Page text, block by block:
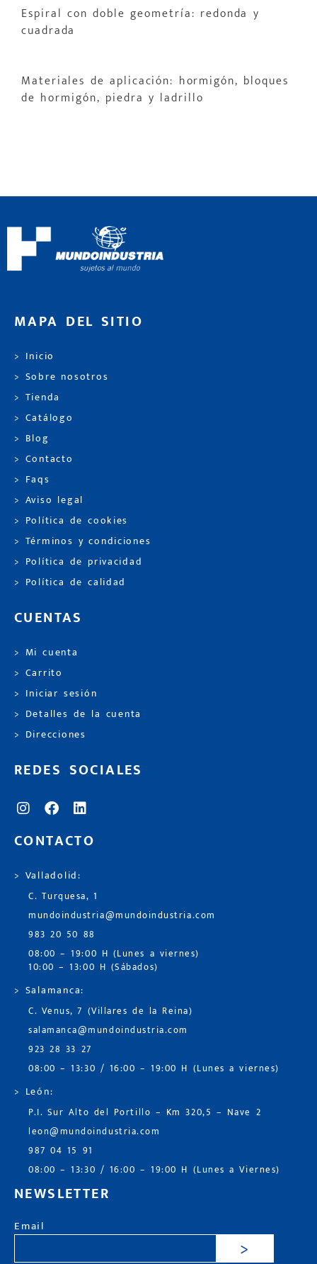
Espiral con doble geometría: redonda y
cuadrada
Materiales de aplicación: hormigón, bloques
de hormigón, piedra y ladrillo
MAPA DEL SITIO
> Inicio
> Sobre nosotros
> Tienda
> Catálogo
> Blog
> Contacto
> Faqs
> Aviso legal
> Política de cookies
> Términos y condiciones
> Política de privacidad
> Política de calidad
CUENTAS
> Mi cuenta
> Carrito
> Iniciar sesión
> Detalles de la cuenta
> Direcciones
REDES SOCIALES
CONTACTO
> Valladolid:
C. Turquesa, 1
mundoindustria@mundoindustria.com
983 20 50 88
08:00 – 19:00 H (Lunes a viernes)
10:00 – 13:00 H (Sábados)
> Salamanca:
C. Venus, 7 (Villares de la Reina)
salamanca@mundoindustria.com
923 28 33 27
08:00 – 13:30 / 16:00 – 19:00 H (Lunes a viernes)
> León:
P.I. Sur Alto del Portillo – Km 320,5 – Nave 2
leon@mundoindustria.com
987 04 15 91
08:00 – 13:30 / 16:00 – 19:00 H (Lunes a Viernes)
NEWSLETTER
Email
>